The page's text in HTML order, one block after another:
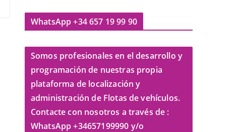
WhatsApp +34 657 19 99 90
Somos profesionales en el desarrollo y
programación de nuestras propia
plataforma de localización y
administración de Flotas de vehículos.
Contacte con nosotros a través de :
WhatsApp +34657199990 y/o